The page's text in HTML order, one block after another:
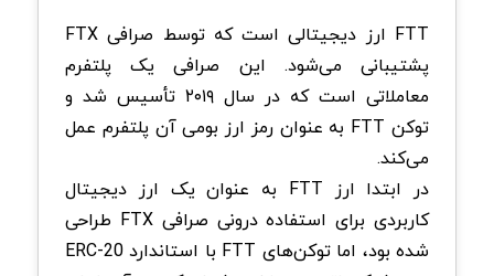
FTT ارز دیجیتالی است که توسط صرافی FTX
پشتیبانی می‌شود. این صرافی یک پلتفرم
معاملاتی است که در سال ۲۰۱۹ تأسیس شد و
توکن FTT به عنوان رمز ارز بومی آن پلتفرم عمل
می‌کند.
در ابتدا ارز FTT به عنوان یک ارز دیجیتال
کاربردی برای استفاده درونی صرافی FTX طراحی
شده بود، اما توکن‌های FTT با استاندارد ERC-20